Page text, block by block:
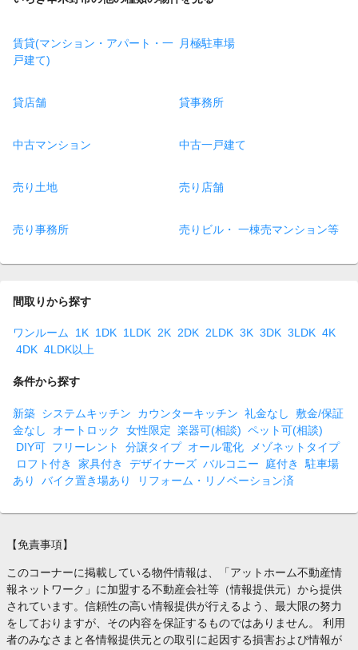
賃貸(マンション・アパート・一
戸建て)
月極駐車場
貸店舗 貸事務所
中古マンション 中古一戸建て
売り土地 売り店舗
売り事務所 売りビル・ 一棟売マンション等
間取りから探す
ワンルーム 1K 1DK 1LDK 2K 2DK 2LDK 3K 3DK 3LDK 4K
4DK 4LDK以上
条件から探す
新築 システムキッチン カウンターキッチン 礼金なし
敷金/保証
金なし
オートロック 女性限定 楽器可(相談) ペット可(相談)
DIY可 フリーレント 分譲タイプ オール電化
メゾネットタイプ
ロフト付き
家具付き デザイナーズ バルコニー 庭付き
駐車場
あり
バイク置き場あり リフォーム・リノベーション済
【免責事項】
このコーナーに掲載している物件情報は、「アットホーム不動産情
報ネットワーク」に加盟する不動産会社等（情報提供元）から提供
されています。信頼性の高い情報提供が行えるよう、最大限の努力
をしておりますが、その内容を保証するものではありません。 利用
者のみなさまと各情報提供元との取引に起因する損害および情報が